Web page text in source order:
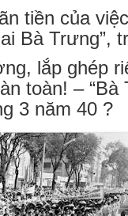
tiền của
Bà Trưng”,
lắp ghép
toàn! –
3 năm 40 ?